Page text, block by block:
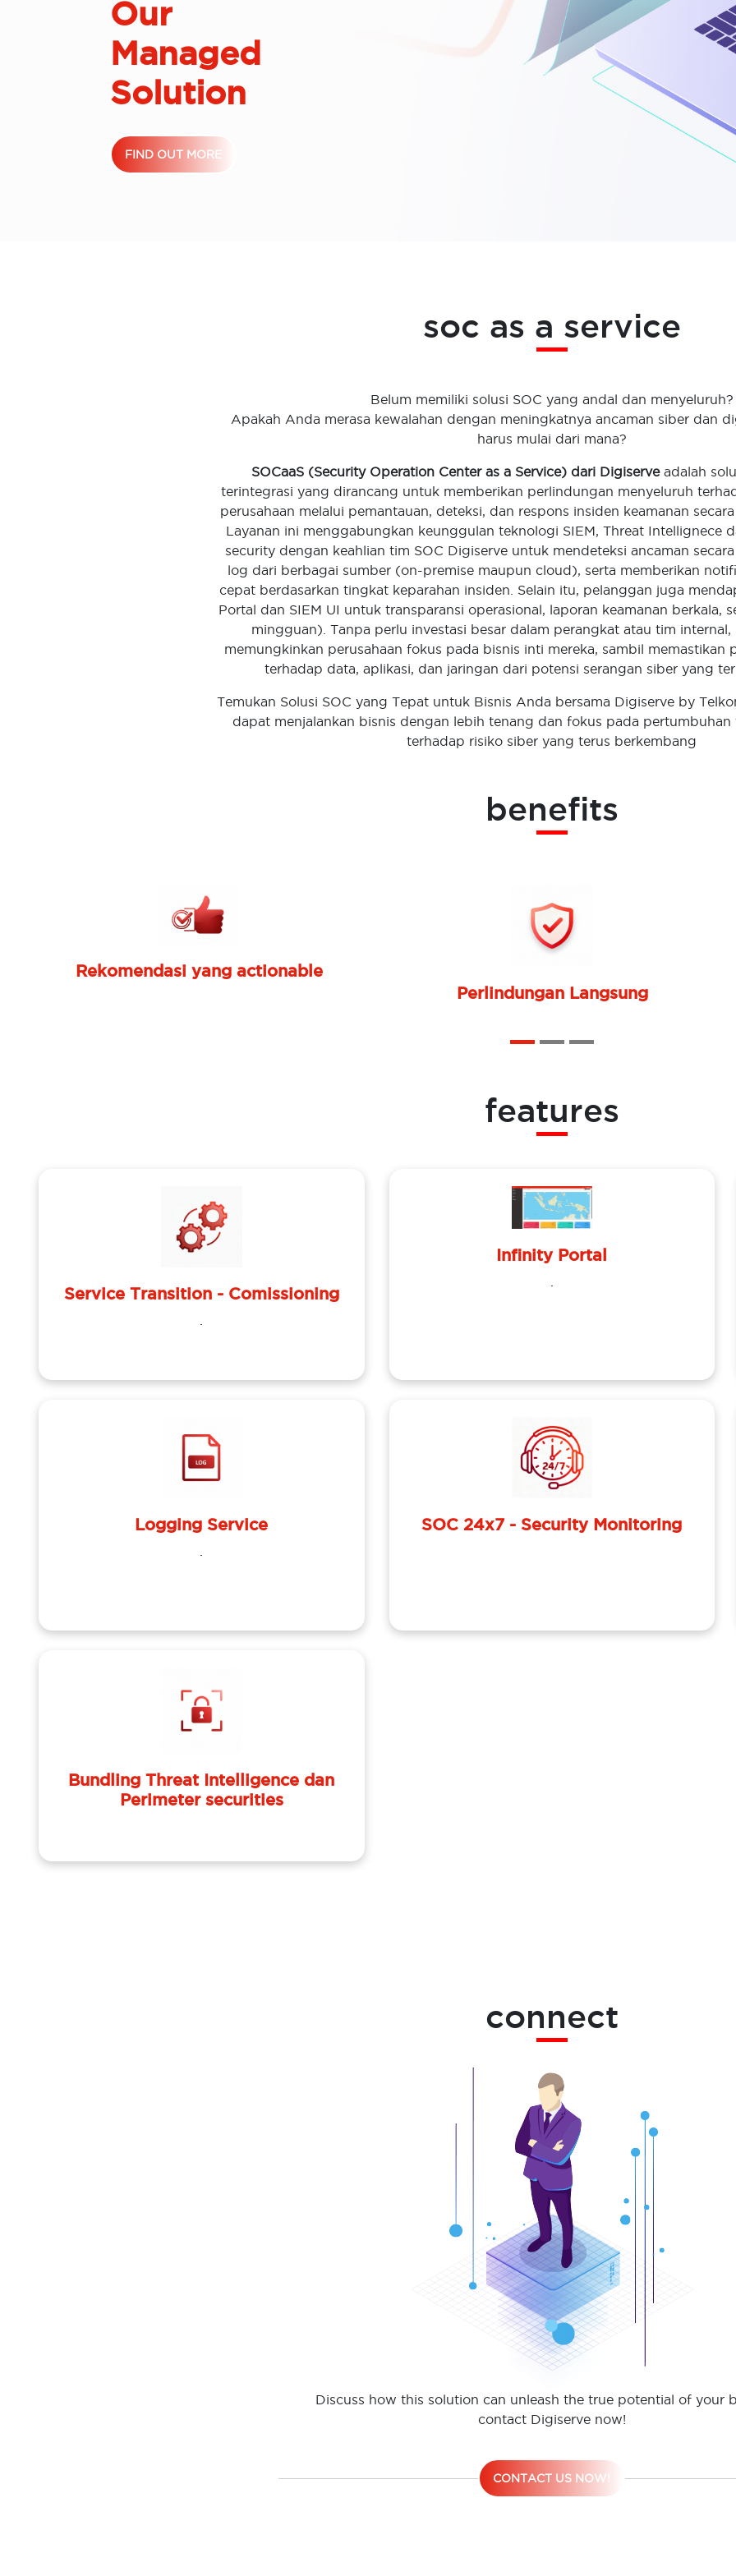
Our
Managed
Solution
FIND OUT MORE
soc as a service
Belum memiliki solusi SOC yang andal dan menyeluruh?
Apakah Anda merasa kewalahan dengan meningkatnya ancaman siber dan
harus mulai dari mana?
SOCaaS (Security Operation Center as a Service) dari Digiserveadalah
terintegrasi yang dirancang untuk memberikan perlindungan menyeluruh
perusahaan melalui pemantauan, deteksi, dan respons insiden keamanan
Layanan ini menggabungkan keunggulan teknologi SIEM, Threat Intellignece
security dengan keahlian tim SOC Digiserve untuk mendeteksi ancaman
log dari berbagai sumber (on-premise maupun cloud), serta memberikan
cepat berdasarkan tingkat keparahan insiden. Selain itu, pelanggan juga
Portal dan SIEM UI untuk transparansi operasional, laporan keamanan berkala,
mingguan). Tanpa perlu investasi besar dalam perangkat atau tim internal,
memungkinkan perusahaan fokus pada bisnis inti mereka, sambil memastikan
terhadap data, aplikasi, dan jaringan dari potensi serangan siber yang
Temukan Solusi SOC yang Tepat untuk Bisnis Anda bersama Digiserve by
dapat menjalankan bisnis dengan lebih tenang dan fokus pada
terhadap risiko siber yang terus berkembang
benefits
Layanan Terpadu
Previous
features
Service Transition - Comissioning
.
Infinity Portal
.
Logging Service
.
SOC 24x7 - Security Monitoring
Bundling Threat Intelligence dan
Perimeter securities
connect
Discuss how this solution can unleash the true potential of your
contact Digiserve now!